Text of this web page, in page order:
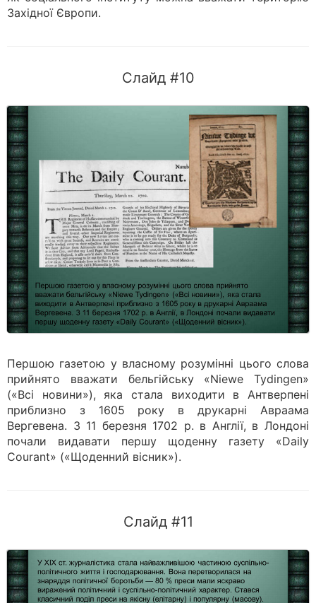
Західної Європи.
Слайд #10
Першою газетою у власному розумінні цього слова
прийнято вважати бельгійську «Niewe Tydingen»
(«Всі новини»), яка стала виходити в Антверпені
приблизно з 1605 року в друкарні Авраама
Вергевена. 3 11 березня 1702 р. в Англії, в Лондоні
почали видавати першу щоденну газету «Daily
Courant» («Щоденний вісник»).
Слайд #11